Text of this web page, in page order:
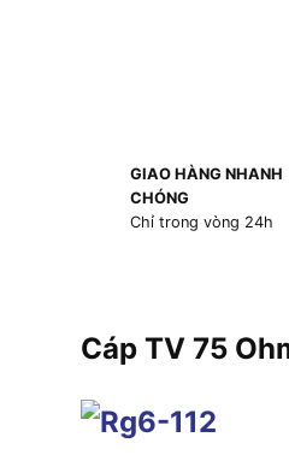
GIAO HÀNG NHANH
CHÓNG
Chỉ trong vòng 24h
Cáp TV 75